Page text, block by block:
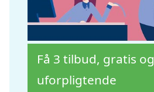
Få 3 tilbud, gratis og
uforpligtende